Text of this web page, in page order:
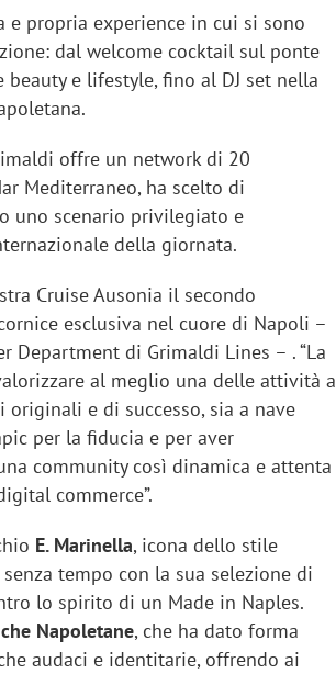
e propria experience in cui si sono
dal welcome cocktail sul ponte
e lifestyle, fino al DJ set nella
offre un network di 20
Mediterraneo, ha scelto di
uno scenario privilegiato e
della giornata.
Cruise Ausonia il secondo
esclusiva nel cuore di Napoli –
Department di Grimaldi Lines – . “La
al meglio una delle attività a
e di successo, sia a nave
per la fiducia e per aver
community così dinamica e attenta
commerce”.
E. Marinella, icona dello stile
tempo con la sua selezione di
lo spirito di un Made in Naples.
Napoletane, che ha dato forma
audaci e identitarie, offrendo ai